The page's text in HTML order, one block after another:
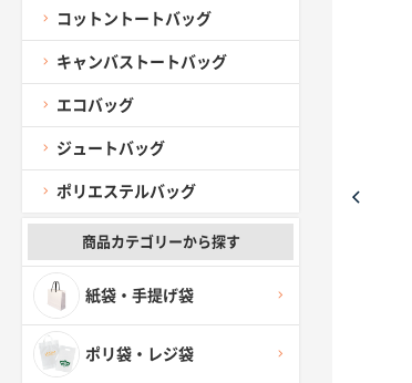
コットントートバッグ
キャンバストートバッグ
エコバッグ
ジュートバッグ
ポリエステルバッグ
商品カテゴリーから探す
紙袋・手提げ袋
ポリ袋・レジ袋